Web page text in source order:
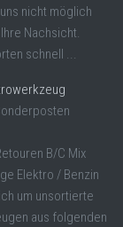
nicht möglich
Nachsicht.
schnell ...
B/C Mix
Elektro / Benzin
um unsortierte
aus folgenden